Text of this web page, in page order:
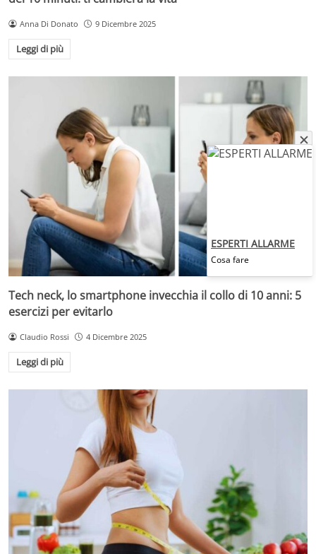
Anna Di Donato 9 Dicembre 2025
Leggi di più
Tech neck, lo smartphone invecchia il collo di 10 anni: 5
esercizi per evitarlo
Claudio Rossi 4 Dicembre 2025
Leggi di più
ESPERTI ALLARME
Cosa fare